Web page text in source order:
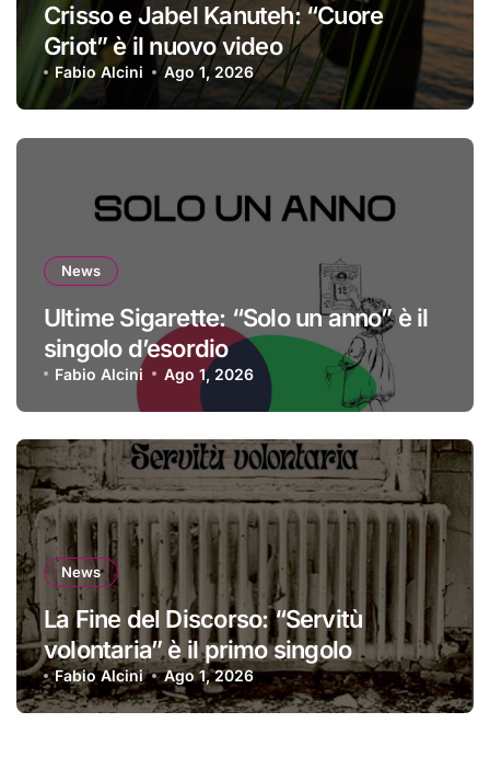
Crisso e Jabel Kanuteh: “Cuore
Griot” è il nuovo video
Fabio Alcini Ago 1, 2026
News
Ultime Sigarette: “Solo un anno” è il
singolo d’esordio
Fabio Alcini Ago 1, 2026
News
La Fine del Discorso: “Servitù
volontaria” è il primo singolo
Fabio Alcini Ago 1, 2026